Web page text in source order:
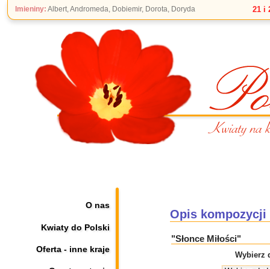
Imieniny: Albert, Andromeda, Dobiemir, Dorota, Doryda 21 i
O nas
Kwiaty do Polski
Oferta - inne kraje
Opis kompozycji
"Słonce Miłości"
Wybierz